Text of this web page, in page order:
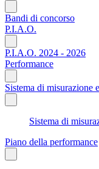
Bandi di concorso
P.I.A.O.
P.I.A.O. 2024 - 2026
Performance
Sistema di misurazione
Sistema di
Piano della performance